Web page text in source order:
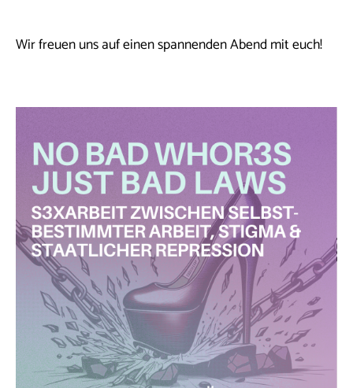
Wir freuen uns auf einen spannenden Abend mit euch!